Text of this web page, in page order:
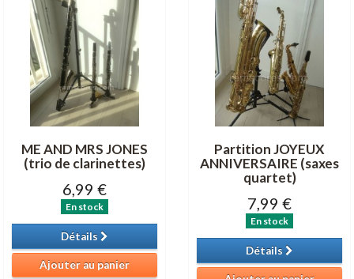
ME AND MRS JONES
(trio de clarinettes)
6,99 €
En stock
Détails
Ajouter au panier
Partition JOYEUX
ANNIVERSAIRE (saxes
quartet)
7,99 €
En stock
Détails